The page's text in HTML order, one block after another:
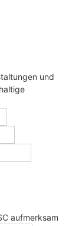
und
aufmerksam